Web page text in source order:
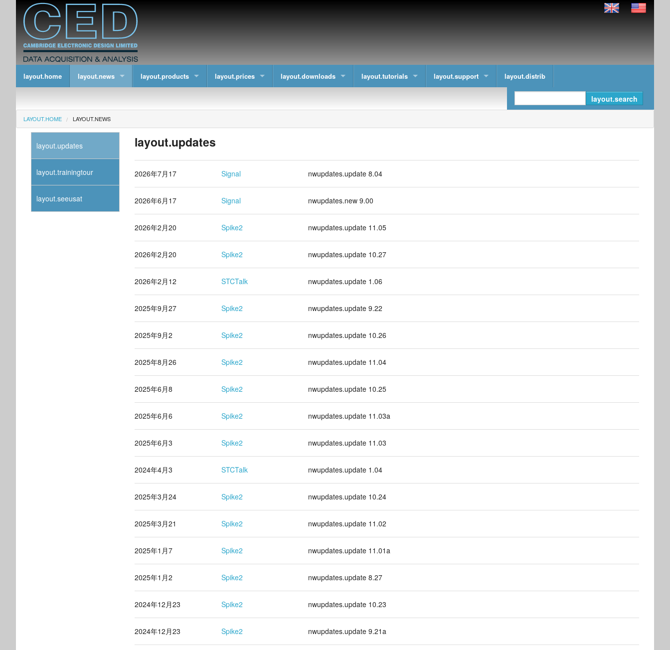
layout.home layout.news layout.products layout.prices layout.downloads layout.tutorials layout.support layout.distrib
LAYOUT.HOME LAYOUT.NEWS
layout.updates
2026年7月17 Signal nwupdates.update 8.04
2026年6月17 Signal nwupdates.new 9.00
2026年2月20 Spike2 nwupdates.update 11.05
2026年2月20 Spike2 nwupdates.update 10.27
2026年2月12 STCTalk nwupdates.update 1.06
2025年9月27 Spike2 nwupdates.update 9.22
2025年9月2 Spike2 nwupdates.update 10.26
2025年8月26 Spike2 nwupdates.update 11.04
2025年6月8 Spike2 nwupdates.update 10.25
2025年6月6 Spike2 nwupdates.update 11.03a
2025年6月3 Spike2 nwupdates.update 11.03
2024年4月3 STCTalk nwupdates.update 1.04
2025年3月24 Spike2 nwupdates.update 10.24
2025年3月21 Spike2 nwupdates.update 11.02
2025年1月7 Spike2 nwupdates.update 11.01a
2025年1月2 Spike2 nwupdates.update 8.27
2024年12月23 Spike2 nwupdates.update 10.23
2024年12月23 Spike2 nwupdates.update 9.21a
layout.updates
layout.trainingtour
layout.seeusat